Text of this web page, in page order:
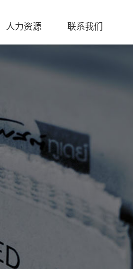
人力资源 联系我们